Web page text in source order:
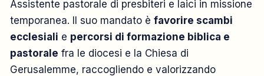
Assistente pastorale di presbiteri e laici in missione
temporanea. Il suo mandato è favorire scambi
ecclesiali e percorsi di formazione biblica e
pastorale fra le diocesi e la Chiesa di
Gerusalemme, raccogliendo e valorizzando